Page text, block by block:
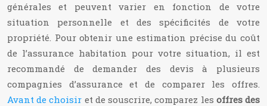
générales et peuvent varier en fonction de votre
situation personnelle et des spécificités de votre
propriété. Pour obtenir une estimation précise du coût
de l’assurance habitation pour votre situation, il est
recommandé de demander des devis à plusieurs
compagnies d’assurance et de comparer les offres.
Avant de choisir et de souscrire, comparez les offres des